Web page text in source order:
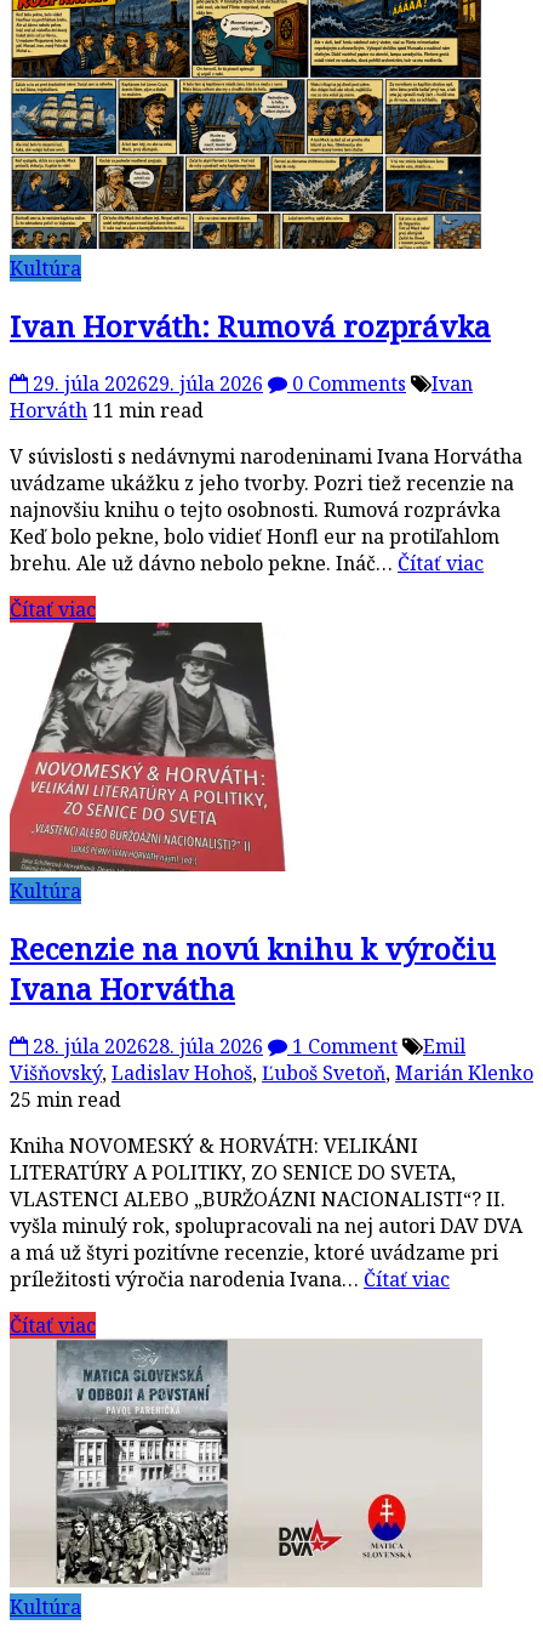
Kultúra
Ivan Horváth: Rumová rozprávka
29. júla 202629. júla 2026 0 Comments
Ivan
Horváth 11 min read
V súvislosti s nedávnymi narodeninami Ivana Horvátha
uvádzame ukážku z jeho tvorby. Pozri tiež recenzie na
najnovšiu knihu o tejto osobnosti. Rumová rozprávka
Keď bolo pekne, bolo vidieť Honfl eur na protiľahlom
brehu. Ale už dávno nebolo pekne. Ináč… Čítať viac
Čítať viac
Kultúra
Recenzie na novú knihu k výročiu
Ivana Horvátha
28. júla 202628. júla 2026 1 Comment
Emil
Višňovský,Ladislav Hohoš,Ľuboš Svetoň,Marián Klenko
25 min read
Kniha NOVOMESKÝ & HORVÁTH: VELIKÁNI
LITERATÚRY A POLITIKY, ZO SENICE DO SVETA,
VLASTENCI ALEBO „BURŽOÁZNI NACIONALISTI“? II.
vyšla minulý rok, spolupracovali na nej autori DAV DVA
a má už štyri pozitívne recenzie, ktoré uvádzame pri
príležitosti výročia narodenia Ivana… Čítať viac
Čítať viac
Kultúra